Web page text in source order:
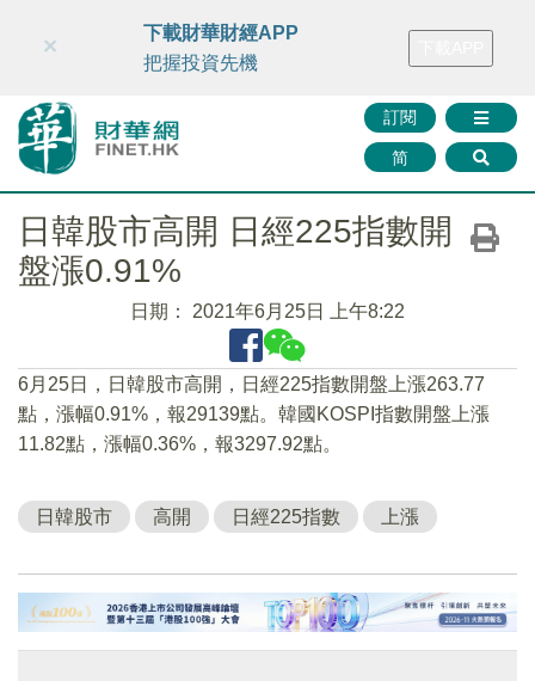
財華智庫網 FINTV FINMETA 財華證券 媒體矩陣
訂閱
简
×
下載財華財經APP
把握投資先機
日韓股市高開 日經225指數開
盤漲0.91%
日期： 2021年6月25日 上午8:22
6月25日，日韓股市高開，日經225指數開盤上漲263.77
點，漲幅0.91%，報29139點。韓國KOSPI指數開盤上漲
11.82點，漲幅0.36%，報3297.92點。
日韓股市 高開 日經225指數 上漲